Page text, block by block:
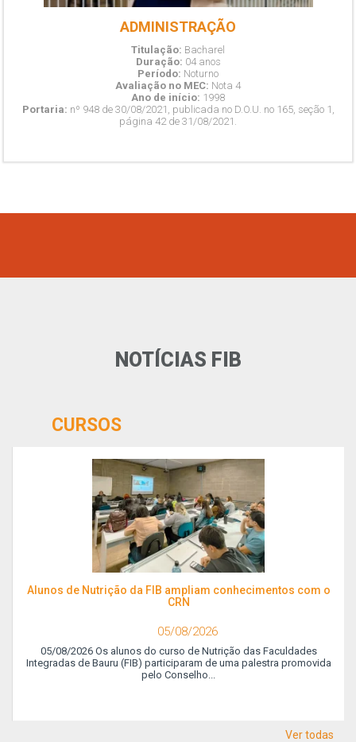
ADMINISTRAÇÃO
Titulação: Bacharel
Duração: 04 anos
Período: Noturno
Avaliação no MEC: Nota 4
Ano de início: 1998
Portaria: nº 948 de 30/08/2021, publicada no D.O.U. no 165, seção 1,
página 42 de 31/08/2021.
NOTÍCIAS FIB
CURSOS
Alunos de Nutrição da FIB ampliam conhecimentos com o
CRN
05/08/2026
05/08/2026 Os alunos do curso de Nutrição das Faculdades
Integradas de Bauru (FIB) participaram de uma palestra promovida
pelo Conselho...
Ver todas